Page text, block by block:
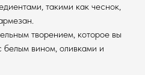
такими как чеснок,
творением, которое вы
белым вином, оливками и